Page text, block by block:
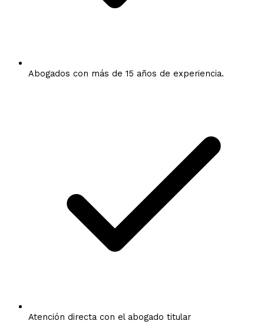
Abogados con más de 15 años de experiencia.
Atención directa con el abogado titular